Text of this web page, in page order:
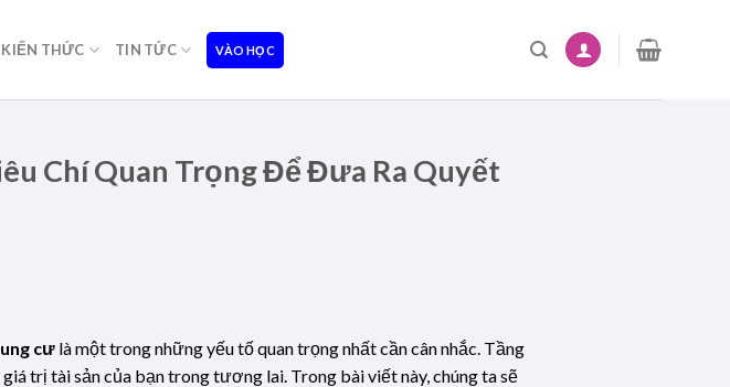
KIẾN THỨC TIN TỨC VÀO HỌC
Chí Quan Trọng Để Đưa Ra Quyết
cư là một trong những yếu tố quan trọng nhất cần cân nhắc. Tầng
trị tài sản của bạn trong tương lai. Trong bài viết này, chúng ta sẽ